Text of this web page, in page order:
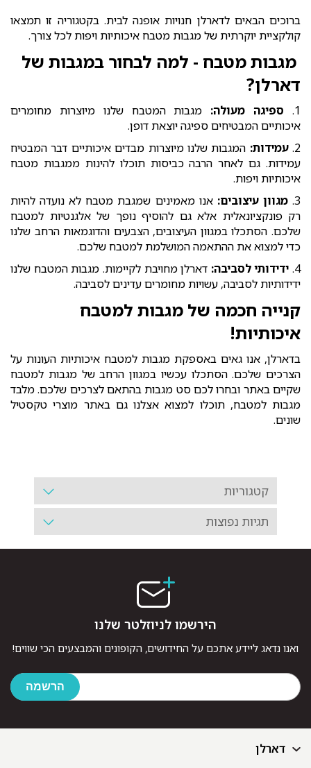
ברוכים הבאים לדארלן חנויות אופנה לבית. בקטגוריה זו תמצאו
קולקציית יוקרתית של מגבות מטבח איכותיות ויפות לכל צורך.
מגבות מטבח - למה לבחור במגבות של
דארלן?
1.ספיגה מעולה: מגבות המטבח שלנו מיוצרות מחומרים
איכותיים המבטיחים ספיגה יוצאת דופן.
2. עמידות: המגבות שלנו מיוצרות מבדים איכותיים דבר המבטיח
עמידות. גם לאחר הרבה כביסות תוכלו להינות ממגבות מטבח
איכותיות ויפות.
3. מגוון עיצובים: אנו מאמינים שמגבת מטבח לא נועדה להיות
רק פונקציונאלית אלא גם להוסיף נופך של אלגנטיות למטבח
שלכם. הסתכלו במגוון העיצובים, הצבעים והדוגמאות הרחב שלנו
כדי למצוא את ההתאמה המושלמת למטבח שלכם.
4. ידידותי לסביבה: דארלן מחויבת לקיימות. מגבות המטבח שלנו
ידידותיות לסביבה, עשויות מחומרים עדינים לסביבה.
קנייה חכמה של מגבות למטבח
איכותיות!
בדארלן, אנו גאים באספקת מגבות למטבח איכותיות העונות על
הצרכים שלכם. הסתכלו עכשיו במגוון הרחב של מגבות למטבח
שקיים באתר ובחרו לכם סט מגבות בהתאם לצרכים שלכם. מלבד
מגבות למטבח, תוכלו למצוא אצלנו גם באתר מוצרי טקסטיל
שונים.
קטגוריות
תגיות נפוצות
דארלן
הירשמו לניוזלטר שלנו
ואנו נדאג ליידע אתכם על החידושים, הקופונים והמבצעים הכי שווים!